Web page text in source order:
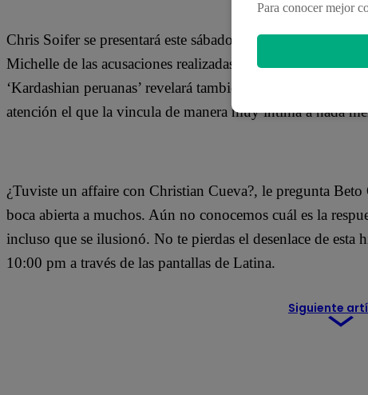
Chris Soifer se presentará este sábado en ‘El Valor de la
Michelle de las acusaciones realizadas por Kevin Blow la
‘Kardashian peruanas’ revelará también muchos de sus
atención el que la vincula de manera muy íntima a nada
¿Tuviste un affaire con Christian Cueva?, le pregunta
boca abierta a muchos. Aún no conocemos cuál es la
incluso que se ilusionó. No te pierdas el desenlace de esta
10:00 pm a través de las pantallas de Latina.
Siguiente
Para conocer mejor